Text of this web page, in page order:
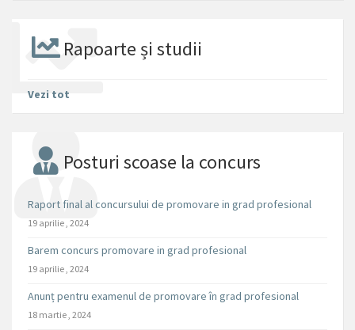
Rapoarte și studii
Vezi tot
Posturi scoase la concurs
Raport final al concursului de promovare in grad profesional
19 aprilie , 2024
Barem concurs promovare in grad profesional
19 aprilie , 2024
Anunț pentru examenul de promovare în grad profesional
18 martie , 2024